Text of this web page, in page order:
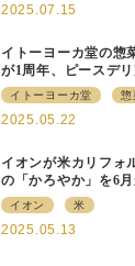
2025.07.15
イトーヨーカ堂の惣
が1周年、ピースデ
携強化の現在地
イトーヨーカ堂 惣
2025.05.22
イオンが米カリフォ
の「かろやか」を6
提供
イオン 米
2025.05.13